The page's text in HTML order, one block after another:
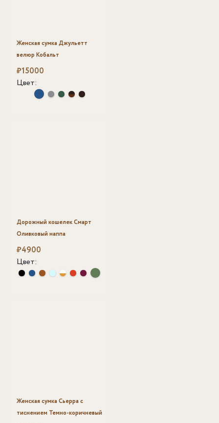
Женская сумка Джульетт
велюр Кобальт
₽15000
Цвет:
Дорожный кошелек Смарт
Оливковый наппа
₽4900
Цвет:
Женская сумка Сьерра с
тиснением Темно-коричневый